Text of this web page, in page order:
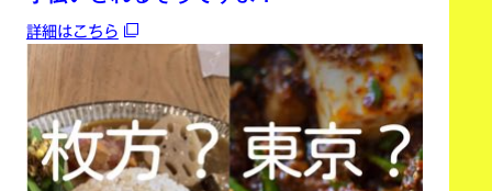
詳細はこちら